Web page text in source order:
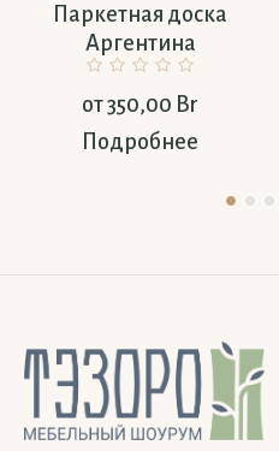
Паркетная доска
Аргентина
от350,00 Br
Подробнее